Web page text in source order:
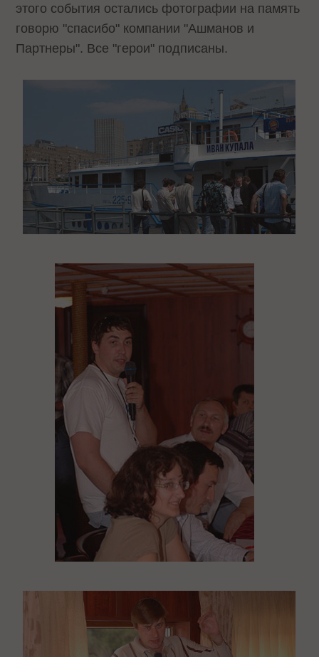
этого события остались фотографии на память
говорю "спасибо" компании "Ашманов и
Партнеры". Все "герои" подписаны.